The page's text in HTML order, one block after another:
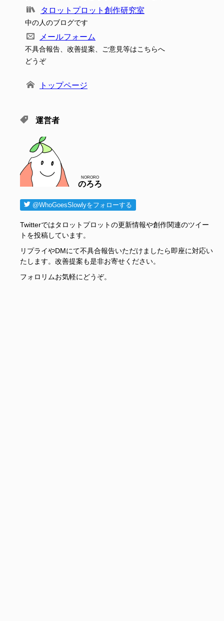
タロットプロット創作研究室
中の人のブログです
メールフォーム
不具合報告、改善提案、ご意見等はこちらへ
どうぞ
トップページ
運営者
のろろ
NORORO
@WhoGoesSlowlyをフォローする
Twitterではタロットプロットの更新情報や創作関連のツイー
トを投稿しています。
リプライやDMにて不具合報告いただけましたら即座に対応い
たします。改善提案も是非お寄せください。
フォロリムお気軽にどうぞ。